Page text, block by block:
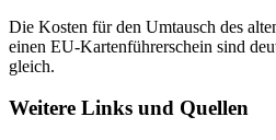
Die Kosten für den Umtausch des
einen EU-Kartenführerschein sind
gleich.
Weitere Links und Quellen